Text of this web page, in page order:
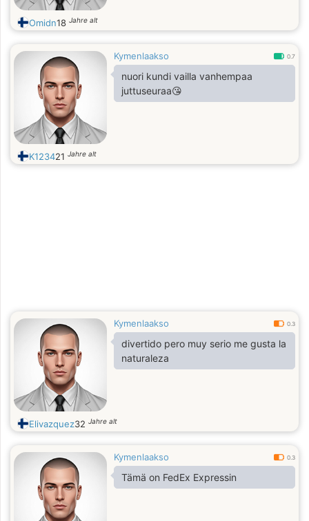
Omidn18 Jahre alt
Kymenlaakso 0.7
nuori kundi vailla vanhempaa
juttuseuraa😘
K123421 Jahre alt
Kymenlaakso 0.3
divertido pero muy serio me gusta la
naturaleza
Elivazquez32 Jahre alt
Kymenlaakso 0.3
Tämä on FedEx Expressin